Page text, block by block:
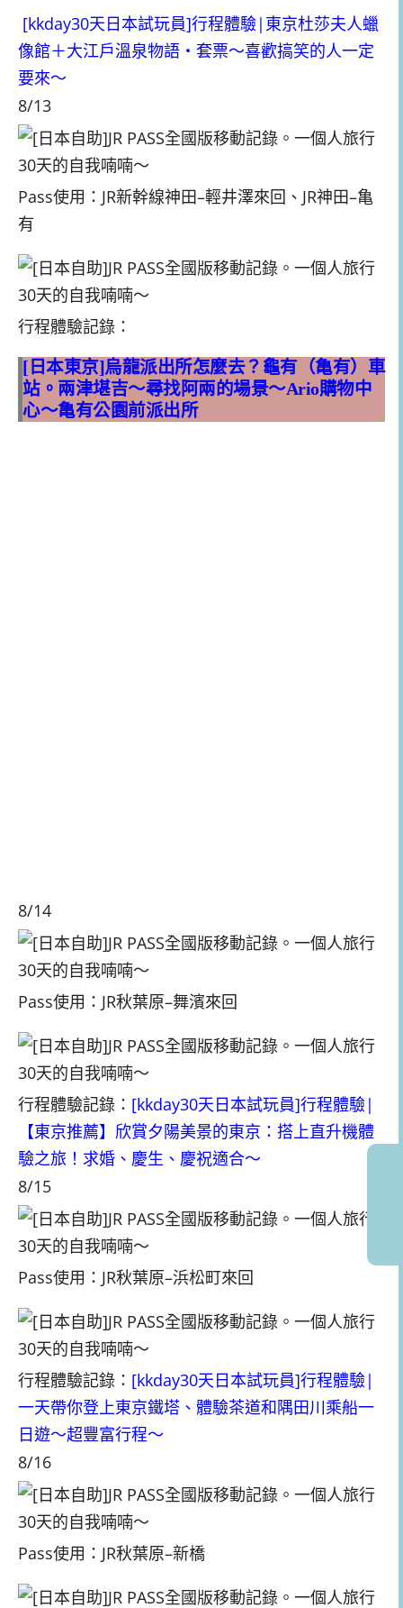
[kkday30天日本試玩員]行程體驗|東京杜莎夫人蠟
像館＋大江戶溫泉物語・套票～喜歡搞笑的人一定
要來～
8/13
Pass使用：JR新幹線神田–輕井澤來回、JR神田–亀
有
行程體驗記錄：
[日本東京]烏龍派出所怎麼去？龜有（亀有）車
站。兩津堪吉～尋找阿兩的場景～Ario購物中
心～亀有公園前派出所
8/14
Pass使用：JR秋葉原–舞濱來回
行程體驗記錄： [kkday30天日本試玩員]行程體驗|
【東京推薦】欣賞夕陽美景的東京：搭上直升機體
驗之旅！求婚、慶生、慶祝適合～
8/15
Pass使用：JR秋葉原–浜松町來回
行程體驗記錄： [kkday30天日本試玩員]行程體驗|
一天帶你登上東京鐵塔、體驗茶道和隅田川乘船一
日遊～超豐富行程～
8/16
Pass使用：JR秋葉原–新橋